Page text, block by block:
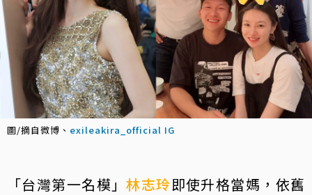
圖/摘自微博、 exileakira_official IG
「台灣第一名模」林志玲即使升格當媽，依舊